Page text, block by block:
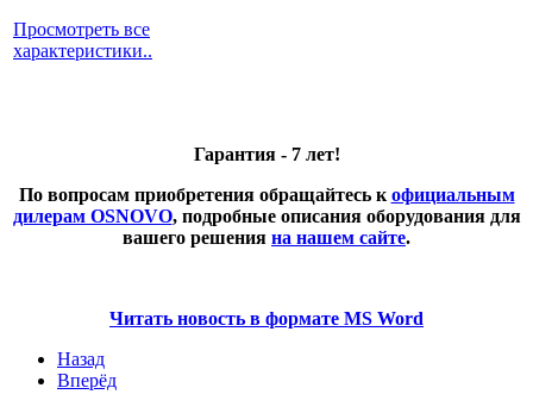
Просмотреть все
характеристики..
Гарантия - 7 лет!
По вопросам приобретения обращайтесь кофициальным
дилерам OSNOVO, подробные описания оборудования для
вашего решения на нашем сайте.
Читать новость в формате MS Word
Назад
Вперёд